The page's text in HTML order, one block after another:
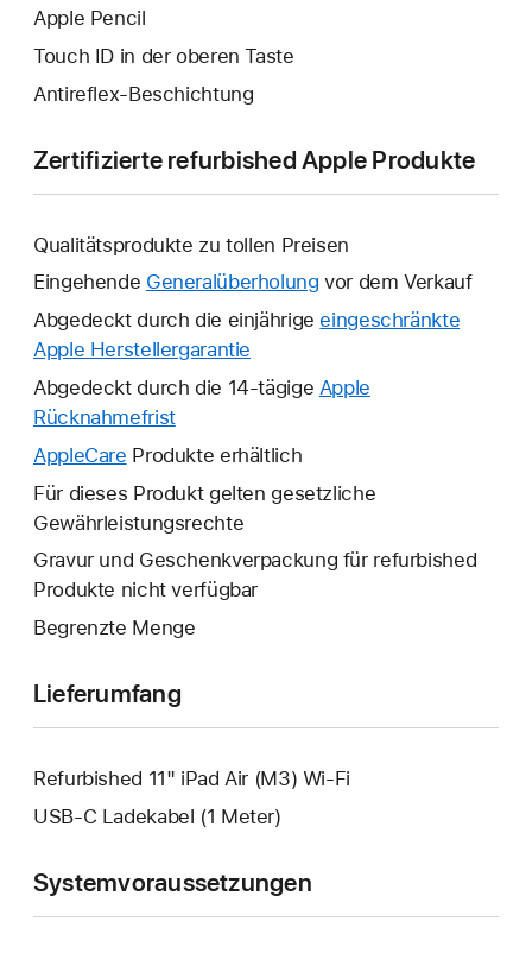
Apple Pencil
Touch ID in der oberen Taste
Antireflex-Beschichtung
Zertifizierte refurbished Apple Produkte
Qualitätsprodukte zu tollen Preisen
Eingehende Generalüberholung vor dem Verkauf
Abgedeckt durch die einjährige eingeschränkte
Apple Herstellergarantie
neues
geöffnet.
Abgedeckt durch die 14-tägige Apple
RücknahmefristEin
neues
wird
geöffnet.
AppleCare Ein
neues
Fenster
geöffnet.
Produkte erhältlich
Für dieses Produkt gelten gesetzliche
Gewährleistungsrechte
Gravur und Geschenkverpackung für refurbished
Produkte nicht verfügbar
Begrenzte Menge
Lieferumfang
Refurbished 11" iPad Air (M3) Wi-Fi
USB‑C Ladekabel (1 Meter)
Systemvoraussetzungen